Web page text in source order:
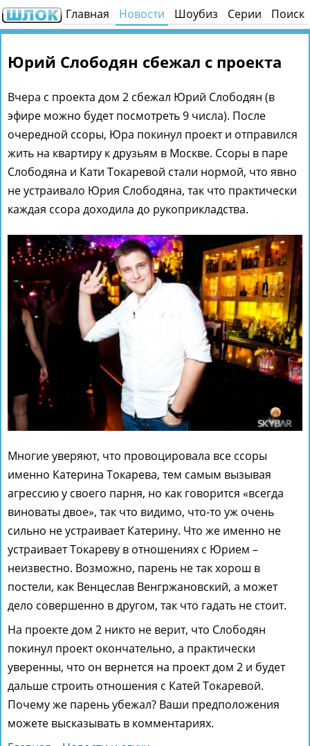
Главная Новости Шоубиз Серии Поиск
Юрий Слободян сбежал с проекта
Вчера с проекта дом 2 сбежал Юрий Слободян (в
эфире можно будет посмотреть 9 числа). После
очередной ссоры, Юра покинул проект и отправился
жить на квартиру к друзьям в Москве. Ссоры в паре
Слободяна и Кати Токаревой стали нормой, что явно
не устраивало Юрия Слободяна, так что практически
каждая ссора доходила до рукоприкладства.
Многие уверяют, что провоцировала все ссоры
именно Катерина Токарева, тем самым вызывая
агрессию у своего парня, но как говорится «всегда
виноваты двое», так что видимо, что-то уж очень
сильно не устраивает Катерину. Что же именно не
устраивает Токареву в отношениях с Юрием –
неизвестно. Возможно, парень не так хорош в
постели, как Венцеслав Венгржановский, а может
дело совершенно в другом, так что гадать не стоит.
На проекте дом 2 никто не верит, что Слободян
покинул проект окончательно, а практически
уверенны, что он вернется на проект дом 2 и будет
дальше строить отношения с Катей Токаревой.
Почему же парень убежал? Ваши предположения
можете высказывать в комментариях.